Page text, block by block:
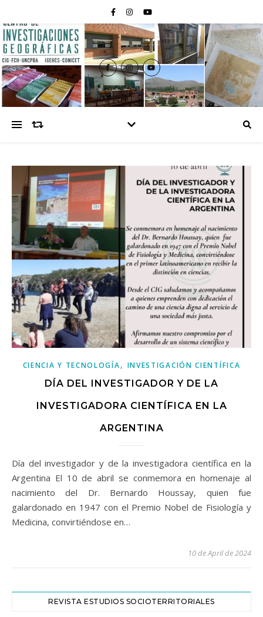
CIENCIA Y TECNOLOGÍA, INVESTIGACIÓN CIENTÍFICA
DÍA DEL INVESTIGADOR Y DE LA
INVESTIGADORA CIENTÍFICA EN LA
ARGENTINA
Día del investigador y de la investigadora científica en la
Argentina El 10 de abril se conmemora en homenaje al
nacimiento del Dr. Bernardo Houssay, quien fue
galardonado en 1947 con el Premio Nobel de Fisiología y
Medicina, convirtiéndose en…
10 de April de 2024
REVISTA ESTUDIOS SOCIOTERRITORIALES